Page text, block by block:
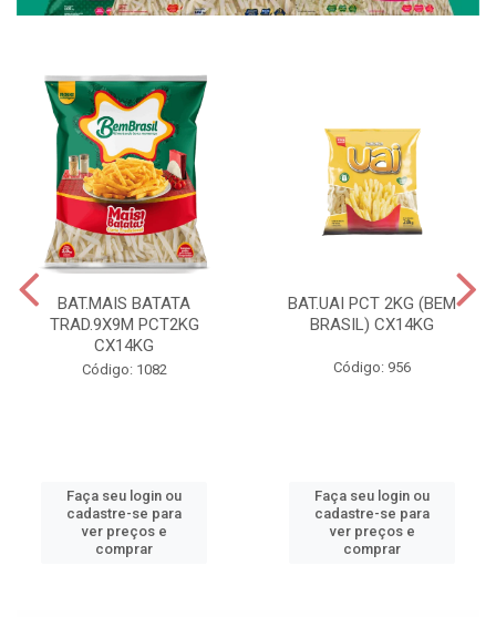
BAT.MAIS BATATA
TRAD.9X9M PCT2KG
CX14KG
Código: 1082
Faça seu login ou
cadastre-se para
ver preços e
comprar
BAT.UAI PCT 2KG (BEM
BRASIL) CX14KG
Código: 956
Faça seu login ou
cadastre-se para
ver preços e
comprar